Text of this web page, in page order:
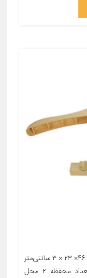
معرفی محصول جزئیات محصول ابعاد ۴۶× ۲۳ × ۳ سانتی‌متر
وزن ۳۱۳.۵ گرم جنس پلاستیک تعداد محفظه ۲ محل